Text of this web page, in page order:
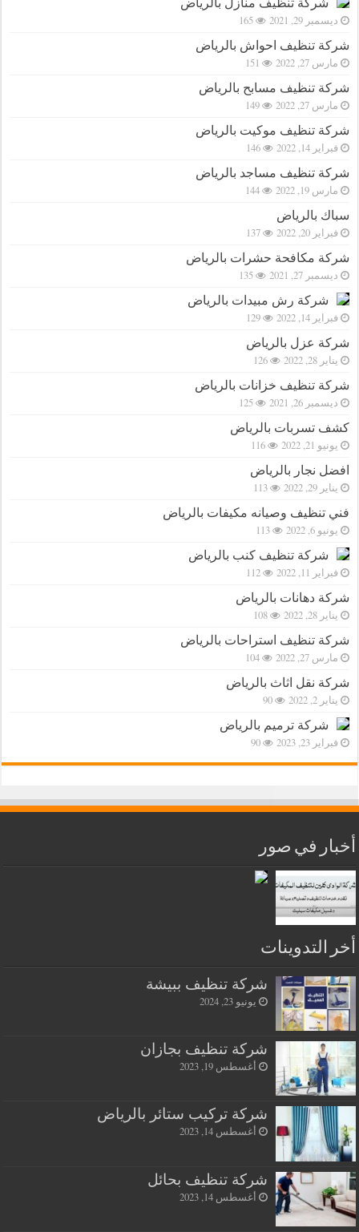
ديسمبر 29, 2021 165
شركة تنظيف احواش بالرياض
مارس 27, 2022 151
شركة تنظيف مسابح بالرياض
مارس 27, 2022 149
شركة تنظيف موكيت بالرياض
فبراير 14, 2022 146
شركة تنظيف مساجد بالرياض
مارس 19, 2022 144
سباك بالرياض
فبراير 20, 2022 137
شركة مكافحة حشرات بالرياض
ديسمبر 27, 2021 135
شركة رش مبيدات بالرياض
فبراير 14, 2022 129
شركة عزل بالرياض
يناير 28, 2022 126
شركة تنظيف خزانات بالرياض
ديسمبر 26, 2021 125
كشف تسربات بالرياض
يونيو 21, 2022 116
افضل نجار بالرياض
يناير 29, 2022 113
فني تنظيف وصيانه مكيفات بالرياض
يونيو 6, 2022 113
شركة تنظيف كنب بالرياض
فبراير 11, 2022 112
شركة دهانات بالرياض
يناير 28, 2022 108
شركة تنظيف استراحات بالرياض
مارس 27, 2022 104
شركة نقل اثاث بالرياض
يناير 2, 2022 90
شركة ترميم بالرياض
فبراير 23, 2023 90
أخبار في صور
أخر التدوينات
شركة تنظيف ببيشة
يونيو 23, 2024
شركة تنظيف بجازان
أغسطس 19, 2023
شركة تركيب ستائر بالرياض
أغسطس 14, 2023
شركة تنظيف بحائل
أغسطس 14, 2023